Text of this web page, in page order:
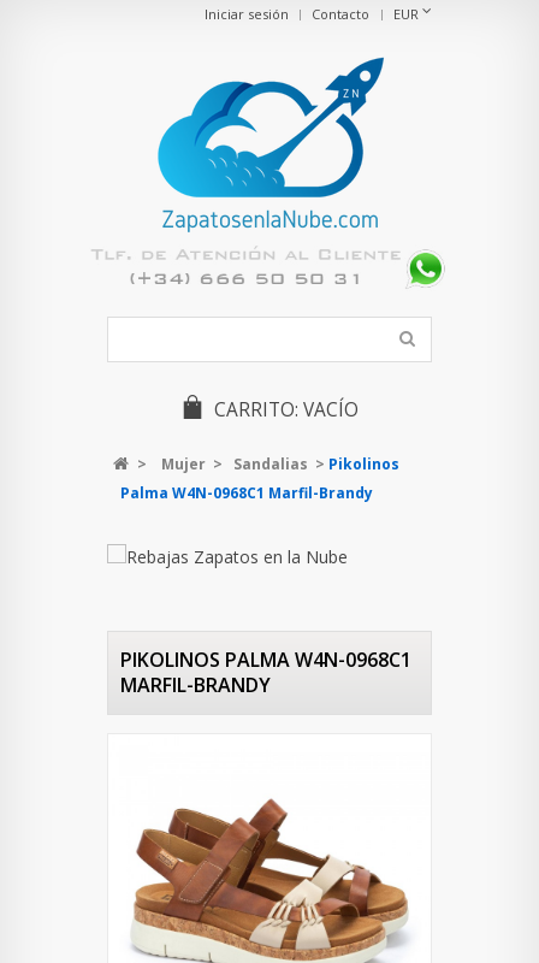
EUR
Contacto
Iniciar sesión
CARRITO: VACÍO
> Mujer > Sandalias > Pikolinos
Palma W4N-0968C1 Marfil-Brandy
PIKOLINOS PALMA W4N-0968C1
MARFIL-BRANDY